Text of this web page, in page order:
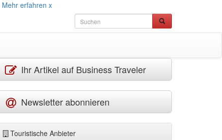
Mehr erfahren x
Ihr Artikel auf Business Traveler
Newsletter abonnieren
Touristische Anbieter